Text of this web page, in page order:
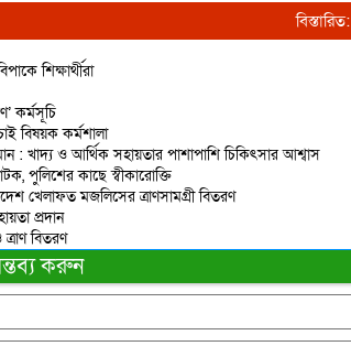
বিস্তারিত:
শিক্ষার্থীরা
কর্মসূচি
বিষয়ক কর্মশালা
: খাদ্য ও আর্থিক সহায়তার পাশাপাশি চিকিৎসার আশ্বাস
পুলিশের কাছে স্বীকারোক্তি
খেলাফত মজলিসের ত্রাণসামগ্রী বিতরণ
প্রদান
বিতরণ
করুন